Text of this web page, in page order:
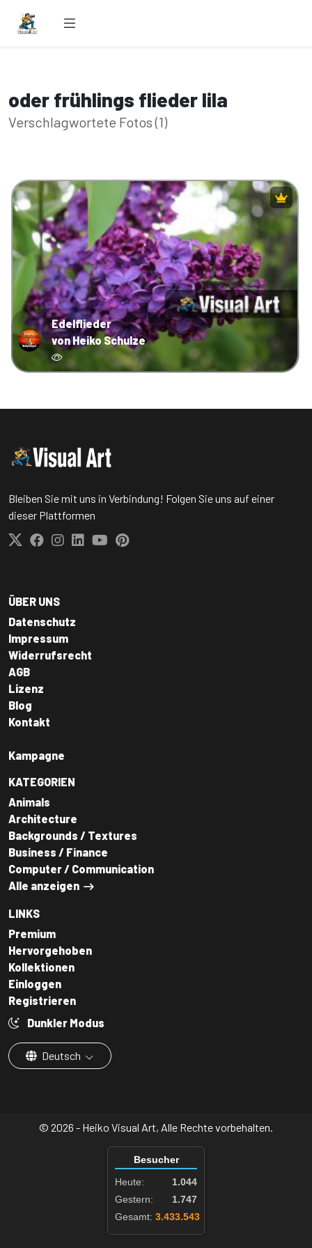
oder frühlings flieder lila
Verschlagwortete Fotos (1)
Edelflieder
von Heiko Schulze
Bleiben Sie mit uns in Verbindung! Folgen Sie uns auf einer
dieser Plattformen
ÜBER UNS
Datenschutz
Impressum
Widerrufsrecht
AGB
Lizenz
Blog
Kontakt
Kampagne
KATEGORIEN
Animals
Architecture
Backgrounds / Textures
Business / Finance
Computer / Communication
Alle anzeigen
LINKS
Premium
Hervorgehoben
Kollektionen
Einloggen
Registrieren
Dunkler Modus
Deutsch
© 2026 - Heiko Visual Art, Alle Rechte vorbehalten.
Besucher
Heute:
1.044
Gestern:
1.747
Gesamt: 3.433.543